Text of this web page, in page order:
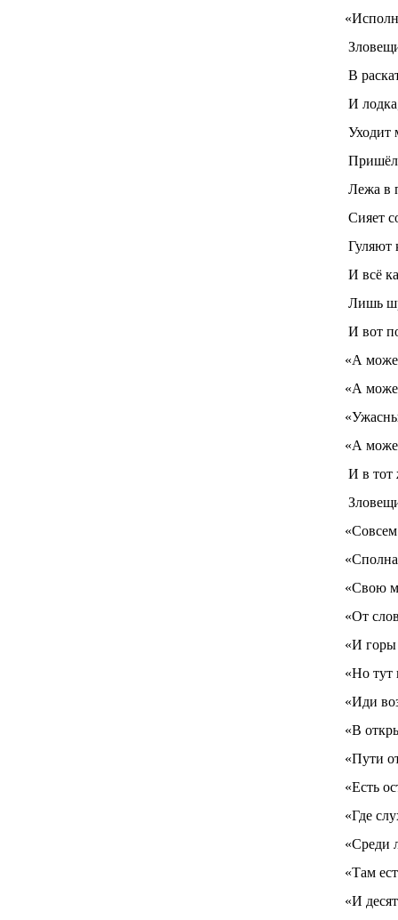
В
И
Уходит
Пришёл
Лежа в
Сияет
Гуляют
И всё
Лишь
И вот
«А
«А
«А
И в тот
«Свою
«От
«И горы
«Но тут
«Иди
«В
«Пути
«Есть
«Где
«Среди
«Там
«И